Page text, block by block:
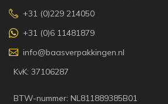
+31 (0)229 214050
+31 (0)6 11481879
info@baasverpakkingen.nl
KvK: 37106287
BTW-nummer: NL811889385B01